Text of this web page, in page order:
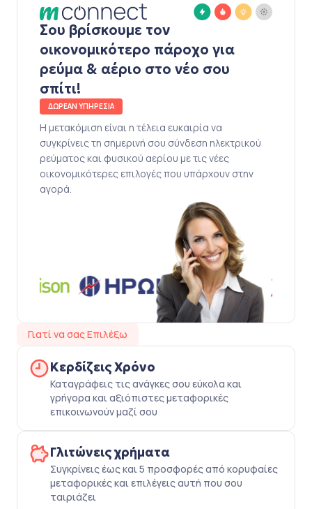
Σου βρίσκουμε τον
οικονομικότερο πάροχο για
ρεύμα & αέριο στο νέο σου
σπίτι!
ΔΩΡΕΑΝ ΥΠΗΡΕΣΙΑ
Η μετακόμιση είναι η τέλεια ευκαιρία να
συγκρίνεις τη σημερινή σου σύνδεση ηλεκτρικού
ρεύματος και φυσικού αερίου με τις νέες
οικονομικότερες επιλογές που υπάρχουν στην
αγορά.
Γιατί να σας Επιλέξω
Κερδίζεις Χρόνο
Καταγράφεις τις ανάγκες σου εύκολα και
γρήγορα και αξιόπιστες μεταφορικές
επικοινωνούν μαζί σου
Γλιτώνεις χρήματα
Συγκρίνεις έως και 5 προσφορές από κορυφαίες
μεταφορικές και επιλέγεις αυτή που σου
ταιριάζει